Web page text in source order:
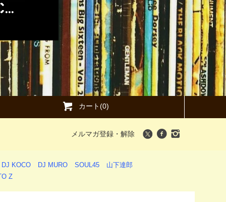
カート(0)
メルマガ登録・解除
DJ KOCO DJ MURO SOUL45
山下達郎
Z